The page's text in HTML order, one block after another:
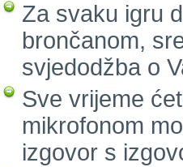
Za svaku igru
brončanom,
svjedodžba o
Sve vrijeme
mikrofonom
izgovor s